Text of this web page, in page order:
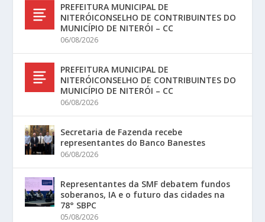
PREFEITURA MUNICIPAL DE
NITERÓICONSELHO DE CONTRIBUINTES DO
MUNICÍPIO DE NITERÓI – CC
06/08/2026
PREFEITURA MUNICIPAL DE
NITERÓICONSELHO DE CONTRIBUINTES DO
MUNICÍPIO DE NITERÓI – CC
06/08/2026
Secretaria de Fazenda recebe
representantes do Banco Banestes
06/08/2026
Representantes da SMF debatem fundos
soberanos, IA e o futuro das cidades na
78° SBPC
05/08/2026